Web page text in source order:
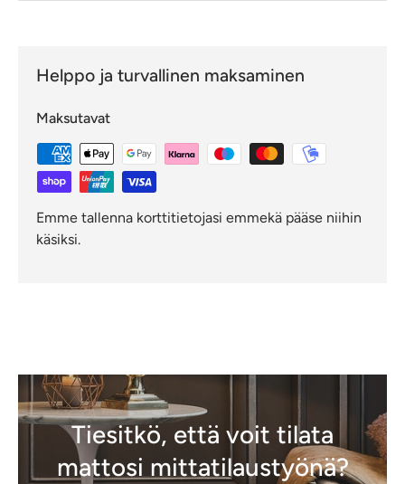
Helppo ja turvallinen maksaminen
Maksutavat
Emme tallenna korttitietojasi emmekä pääse niihin
käsiksi.
Tiesitkö, että voit tilata
mattosi mittatilaustyönä?